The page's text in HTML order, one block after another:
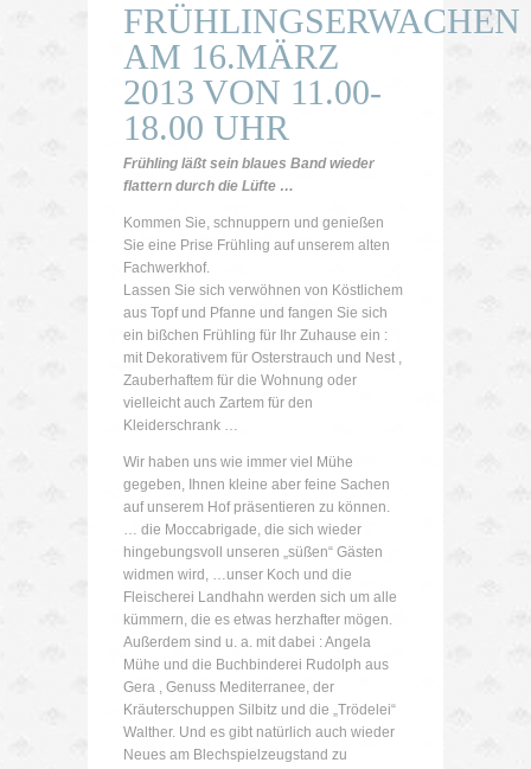
FRÜHLINGSERWACHEN
AM 16.MÄRZ
2013 VON 11.00-
18.00 UHR
Frühling läßt sein blaues Band wieder
flattern durch die Lüfte …
Kommen Sie, schnuppern und genießen
Sie eine Prise Frühling auf unserem alten
Fachwerkhof.
Lassen Sie sich verwöhnen von Köstlichem
aus Topf und Pfanne und fangen Sie sich
ein bißchen Frühling für Ihr Zuhause ein :
mit Dekorativem für Osterstrauch und Nest ,
Zauberhaftem für die Wohnung oder
vielleicht auch Zartem für den
Kleiderschrank …
Wir haben uns wie immer viel Mühe
gegeben, Ihnen kleine aber feine Sachen
auf unserem Hof präsentieren zu können.
… die Moccabrigade, die sich wieder
hingebungsvoll unseren „süßen“ Gästen
widmen wird, …unser Koch und die
Fleischerei Landhahn werden sich um alle
kümmern, die es etwas herzhafter mögen.
Außerdem sind u. a. mit dabei : Angela
Mühe und die Buchbinderei Rudolph aus
Gera , Genuss Mediterranee, der
Kräuterschuppen Silbitz und die „Trödelei“
Walther. Und es gibt natürlich auch wieder
Neues am Blechspielzeugstand zu